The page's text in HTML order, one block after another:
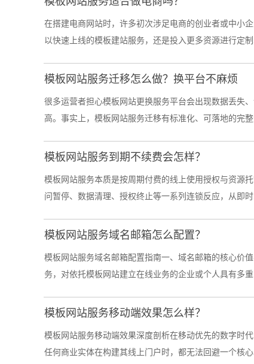
在搭建电商网站时，许多初次涉足电商的创业者或中小
以快速上线的模板建站服务，还是投入更多资源进行定
模板网站服务迁移怎么做？换平台不麻烦
很多运营者担心模板网站更换服务平台会出现数据丢失
高。事实上，模板网站服务迁移有标准化、可落地的完
模板网站服务到期不续费会怎样？
模板网站服务本质是按周期付费的线上使用授权与资源
问暂停、数据清理、授权终止等一系列连锁反应，从即
模板网站服务域名邮箱怎么配置？
模板网站服务域名邮箱配置指南一、域名邮箱的核心价
务，对依托模板网站建立在线业务的企业或个人具有多
模板网站服务移动端效果怎么样？
模板网站服务移动端效果深度剖析在移动优先的数字时
任何商业实体在构建其线上门户时，都无法回避一个核